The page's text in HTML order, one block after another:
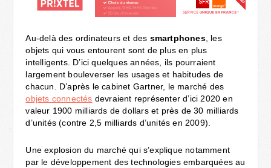
Au-delà des ordinateurs et des smartphones, les
objets qui vous entourent sont de plus en plus
intelligents. D’ici quelques années, ils pourraient
largement bouleverser les usages et habitudes de
chacun. D’après le cabinet Gartner, le marché des
objets connectés devraient représenter d’ici 2020 en
valeur 1900 milliards de dollars et près de 30 milliards
d’unités (contre 2,5 milliards d’unités en 2009).
Une explosion du marché qui s’explique notamment
par le développement des technologies embarquées au